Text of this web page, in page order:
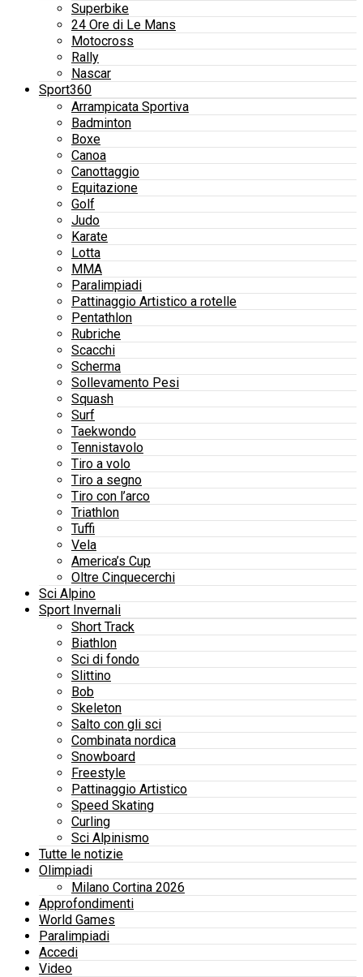
Superbike
24 Ore di Le Mans
Motocross
Rally
Nascar
Sport360
Arrampicata Sportiva
Badminton
Boxe
Canoa
Canottaggio
Equitazione
Golf
Judo
Karate
Lotta
MMA
Paralimpiadi
Pattinaggio Artistico a rotelle
Pentathlon
Rubriche
Scacchi
Scherma
Sollevamento Pesi
Squash
Surf
Taekwondo
Tennistavolo
Tiro a volo
Tiro a segno
Tiro con l’arco
Triathlon
Tuffi
Vela
America’s Cup
Oltre Cinquecerchi
Sci Alpino
Sport Invernali
Short Track
Biathlon
Sci di fondo
Slittino
Bob
Skeleton
Salto con gli sci
Combinata nordica
Snowboard
Freestyle
Pattinaggio Artistico
Speed Skating
Curling
Sci Alpinismo
Tutte le notizie
Olimpiadi
Milano Cortina 2026
Approfondimenti
World Games
Paralimpiadi
Accedi
Video